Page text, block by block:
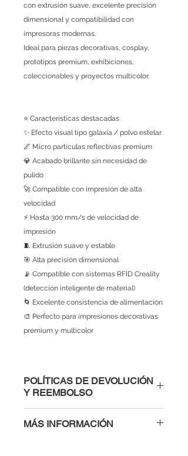
con extrusión suave, excelente precisión
dimensional y compatibilidad con
impresoras modernas.
Ideal para piezas decorativas, cosplay,
prototipos premium, exhibiciones,
coleccionables y proyectos multicolor.
⭐ Características destacadas
✨ Efecto visual tipo galaxia / polvo estelar
🌌 Micro partículas reflectivas premium
💎 Acabado brillante sin necesidad de
pulido
🚀 Compatible con impresión de alta
velocidad
⚡ Hasta 300 mm/s de velocidad de
impresión
🧵 Extrusión suave y estable
🎯 Alta precisión dimensional
📡 Compatible con sistemas RFID Creality
(detección inteligente de material)
🌀 Excelente consistencia de alimentación
🎨 Perfecto para impresiones decorativas
premium y multicolor
POLÍTICAS DE DEVOLUCIÓN
Y REEMBOLSO
nuestras políticas en el siguiente
MÁS INFORMACIÓN